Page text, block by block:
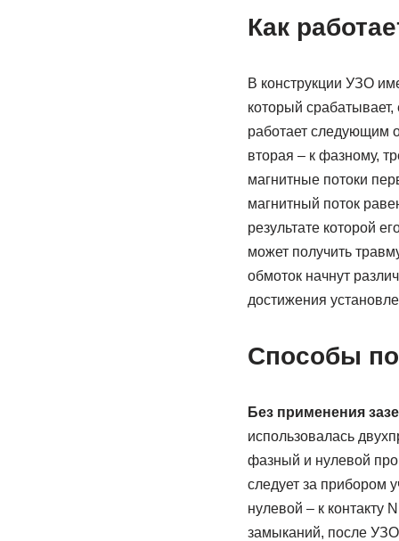
Как
В конструкции УЗО
который срабатывает,
работает следующим
вторая – к фазному,
магнитные потоки
магнитный поток
результате которой
может получить
обмоток начнут
достижения
Способы
Без применения
использовалась
фазный и нулевой
следует за прибором
нулевой – к контакту
замыканий, после